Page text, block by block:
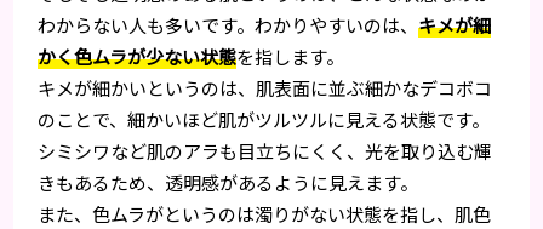
わからない人も多いです。わかりやすいのは、キメが細
かく色ムラが少ない状態を指します。
キメが細かいというのは、肌表面に並ぶ細かなデコボコ
のことで、細かいほど肌がツルツルに見える状態です。
シミシワなど肌のアラも目立ちにくく、光を取り込む輝
きもあるため、透明感があるように見えます。
また、色ムラがというのは濁りがない状態を指し、肌色